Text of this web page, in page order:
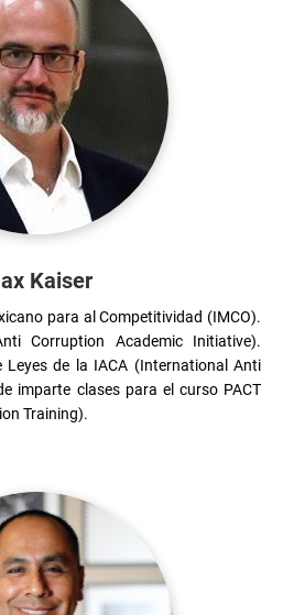
Kaiser
para al Competitividad (IMCO).
Corruption Academic Initiative).
de la IACA (International Anti
imparte clases para el curso PACT
Training).